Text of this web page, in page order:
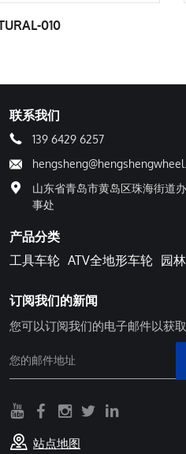
联系我们
139 6429 6257
山东省青岛市黄岛区珠海街道办
事处
产品分类
工具车轮 ATV全地形车轮 园
订阅我们的新闻
您可以订阅我们的电子邮件以获
站点地图